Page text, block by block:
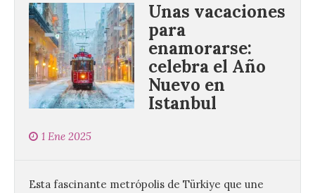
Unas vacaciones
para
enamorarse:
celebra el Año
Nuevo en
Istanbul
1 Ene 2025
Esta fascinante metrópolis de Türkiye que une